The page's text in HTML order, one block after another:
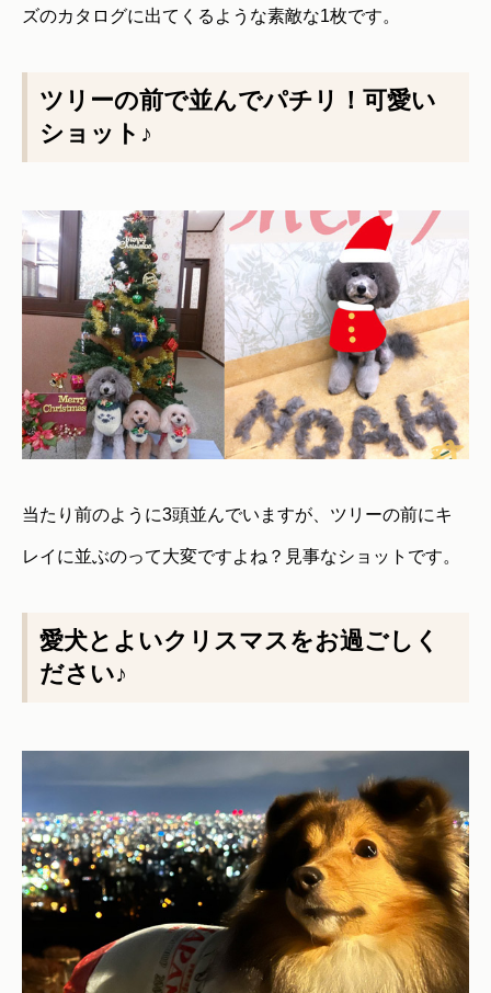
ズのカタログに出てくるような素敵な1枚です。
ツリーの前で並んでパチリ！可愛い
ショット♪
当たり前のように3頭並んでいますが、ツリーの前にキ
レイに並ぶのって大変ですよね？見事なショットです。
愛犬とよいクリスマスをお過ごしく
ださい♪